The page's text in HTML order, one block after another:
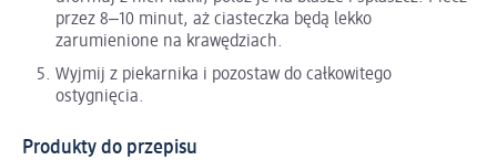
przez 8‒10 minut, aż ciasteczka będą lekko
zarumienione na krawędziach.
Wyjmij z piekarnika i pozostaw do całkowitego
ostygnięcia.
Produkty do przepisu